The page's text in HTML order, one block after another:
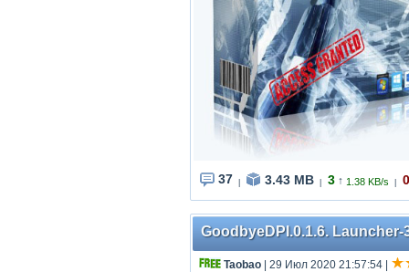
37 3.43 MB 3 ↑ 1.38 KB/s 0
GoodbyeDPI.0.1.6. Launcher-
Taobao | 29 Июл 2020 21:57:54